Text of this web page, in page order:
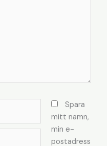
Spara
mitt namn,
min e-
postadress